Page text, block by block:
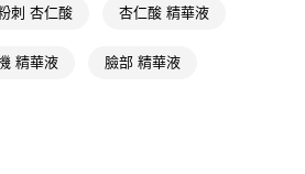
訊認證，即可結帳。
認金額後，即可完成結帳。
以上)免運費
刺 杏仁酸 杏仁酸 精華液
精華液 臉部 精華液